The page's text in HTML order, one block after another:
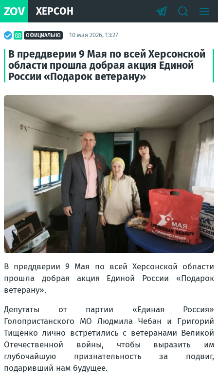
ZOV ХЕРСОН
ОФИЦИАЛЬНО 10 мая 2026, 13:27
В преддверии 9 Мая по всей Херсонской
области прошла добрая акция Единой
России «Подарок ветерану»
В преддверии 9 Мая по всей Херсонской области
прошла добрая акция Единой России «Подарок
ветерану».
Депутаты от партии «Единая Россия»
Голопристанского МО Людмила Чебан и Григорий
Тищенко лично встретились с ветеранами Великой
Отечественной войны, чтобы выразить им
глубочайшую признательность за подвиг,
подаривший нам будущее.